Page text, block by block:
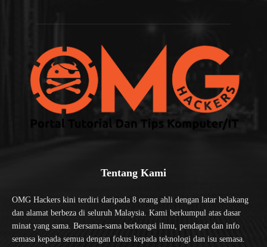
Tentang Kami
OMG Hackers kini terdiri daripada 8 orang ahli dengan latar belakang
dan alamat berbeza di seluruh Malaysia. Kami berkumpul atas dasar
minat yang sama. Bersama-sama berkongsi ilmu, pendapat dan info
semasa kepada semua dengan fokus kepada teknologi dan isu semasa.